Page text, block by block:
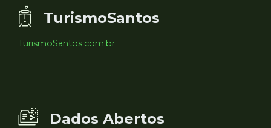
TurismoSantos
TurismoSantos.com.br
Dados Abertos